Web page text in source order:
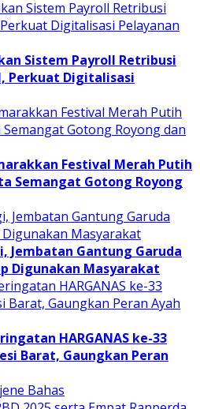
Sistem Payroll Retribusi
Perkuat Digitalisasi
Festival Merah Putih
Semangat Gotong Royong
Jembatan Gantung Garuda
Digunakan Masyarakat
HARGANAS ke-33
Barat, Gaungkan Peran